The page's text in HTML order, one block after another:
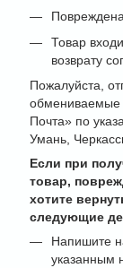
Товар
возврату
Пожалуйста,
обмениваемые
Почта» по
Умань,
Если при
товар,
хотите
следующие
Напишите
указанным